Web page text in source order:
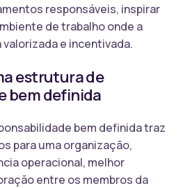
responsáveis, inspirar
de trabalho onde a
e incentivada.
estrutura de
bem definida
bem definida traz
para uma organização,
operacional, melhor
entre os membros da